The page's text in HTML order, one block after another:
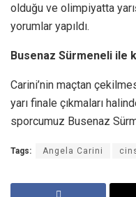
olduğu ve olimpiyatta
yorumlar yapıldı.
Busenaz Sürmeneli ile
Carini’nin maçtan
yarı finale çıkmaları
sporcumuz Busenaz
Tags: Angela Carini